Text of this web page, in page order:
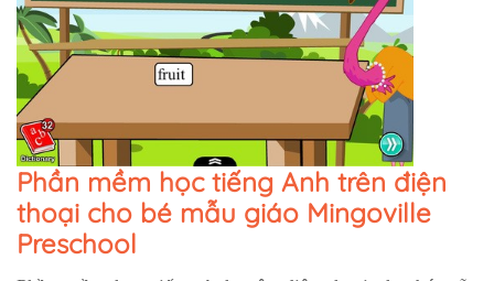
Phần mềm học tiếng Anh trên điện
thoại cho bé mẫu giáo Mingoville
Preschool